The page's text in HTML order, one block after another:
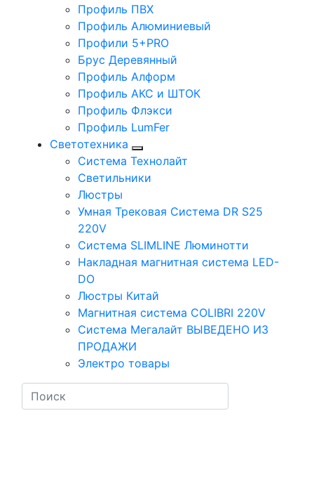
Профиль ПВХ
Профиль Алюминиевый
Профили 5+PRO
Брус Деревянный
Профиль Алформ
Профиль АКС и ШТОК
Профиль Флэкси
Профиль LumFer
Светотехника
Система Технолайт
Светильники
Люстры
Умная Трековая Система DR S25
220V
Система SLIMLINE Люминотти
Накладная магнитная система LED-
DO
Люстры Китай
Магнитная система COLIBRI 220V
Система Мегалайт ВЫВЕДЕНО ИЗ
ПРОДАЖИ
Электро товары